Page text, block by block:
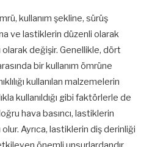
kullanım şekline, sürüş
ve lastiklerin düzenli olarak
olarak değişir. Genellikle, dört
bir kullanım ömrüne
kullanılan malzemelerin
kullanıldığı gibi faktörlerle de
hava basıncı, lastiklerin
Ayrıca, lastiklerin diş derinliği